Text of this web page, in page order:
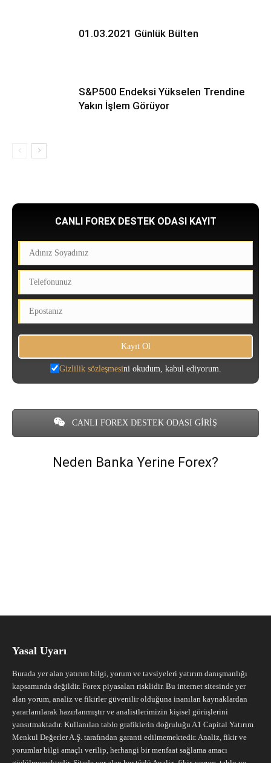
01.03.2021 Günlük Bülten
S&P500 Endeksi Yükselen Trendine
Yakın İşlem Görüyor
CANLI FOREX DESTEK ODASI KAYIT
Gizlilik sözleşmesini okudum, kabul ediyorum.
CANLI FOREX DESTEK ODASI GİRİŞ
Neden Banka Yerine Forex?
Yasal Uyarı
Burada yer alan yatırım bilgi, yorum ve tavsiyeleri yatırım danışmanlığı
kapsamında değildir. Forex piyasaları risklidir. Bu internet sitesinde yer
alan yorum, analiz ve fikirler güvenilir olduğuna inanılan kaynaklardan
yararlanılarak hazırlanmıştır ve analistlerimizin kişisel görüşlerini
yansıtmaktadır. Kullanılan tablo grafiklerin doğruluğu A1 Capital Yatırım
Menkul Değerler A.Ş. tarafından garanti edilmemektedir. Analiz, fikir ve
yorumlar bilgi amaçlı verilip, herhangi bir menfaat sağlama amacı